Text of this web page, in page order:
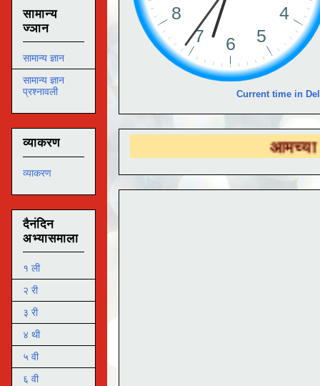
Current time in
DS
सामान्य
ज्ञान
सामान्य ज्ञान
सामान्य ज्ञान
प्रश्नावली
व्याकरण
व्याकरण
दैनंदिन
अभ्यासमाला
१ ली
२ री
३ री
४ थी
५ वी
६ वी